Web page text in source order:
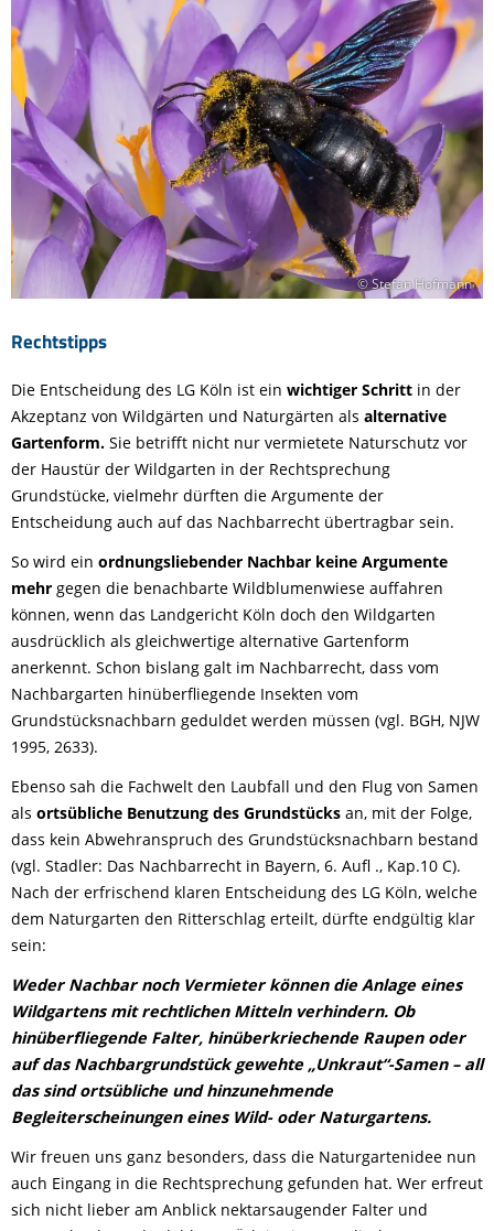
Rechtstipps
© Stefan Hofmann
Die Entscheidung des LG Köln ist ein wichtiger Schritt in der
Akzeptanz von Wildgärten und Naturgärten als alternative
Gartenform. Sie betrifft nicht nur vermietete Naturschutz vor
der Haustür der Wildgarten in der Rechtsprechung
Grundstücke, vielmehr dürften die Argumente der
Entscheidung auch auf das Nachbarrecht übertragbar sein.
So wird ein ordnungsliebender Nachbar keine Argumente
mehr gegen die benachbarte Wildblumenwiese auffahren
können, wenn das Landgericht Köln doch den Wildgarten
ausdrücklich als gleichwertige alternative Gartenform
anerkennt. Schon bislang galt im Nachbarrecht, dass vom
Nachbargarten hinüberfliegende Insekten vom
Grundstücksnachbarn geduldet werden müssen (vgl. BGH, NJW
1995, 2633).
Ebenso sah die Fachwelt den Laubfall und den Flug von Samen
als ortsübliche Benutzung des Grundstücks an, mit der Folge,
dass kein Abwehranspruch des Grundstücksnachbarn bestand
(vgl. Stadler: Das Nachbarrecht in Bayern, 6. Aufl ., Kap.10 C).
Nach der erfrischend klaren Entscheidung des LG Köln, welche
dem Naturgarten den Ritterschlag erteilt, dürfte endgültig klar
sein:
Weder Nachbar noch Vermieter können die Anlage eines
Wildgartens mit rechtlichen Mitteln verhindern. Ob
hinüberfliegende Falter, hinüberkriechende Raupen oder
auf das Nachbargrundstück gewehte „Unkraut“-Samen – all
das sind ortsübliche und hinzunehmende
Begleiterscheinungen eines Wild- oder Naturgartens.
Wir freuen uns ganz besonders, dass die Naturgartenidee nun
auch Eingang in die Rechtsprechung gefunden hat. Wer erfreut
sich nicht lieber am Anblick nektarsaugender Falter und